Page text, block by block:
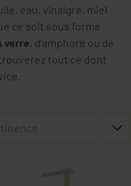
eau, vinaigre, miel
ce soit sous forme
verre, d'amphore ou de
tout ce dont